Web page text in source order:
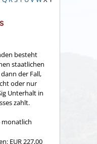
besteht
staatlichen
der Fall,
oder nur
Unterhalt in
zahlt.
monatlich
EUR 227,00